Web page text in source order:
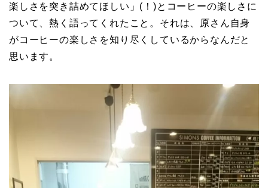
楽しさを突き詰めてほしい」(！)とコーヒーの楽しさに
ついて、熱く語ってくれたこと。それは、原さん自身
がコーヒーの楽しさを知り尽くしているからなんだと
思います。